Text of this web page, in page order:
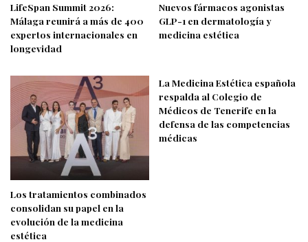
LifeSpan Summit 2026:
Málaga reunirá a más de 400
expertos internacionales en
longevidad
Nuevos fármacos agonistas
GLP-1 en dermatología y
medicina estética
Los tratamientos combinados
consolidan su papel en la
evolución de la medicina
estética
La Medicina Estética española
respalda al Colegio de
Médicos de Tenerife en la
defensa de las competencias
médicas